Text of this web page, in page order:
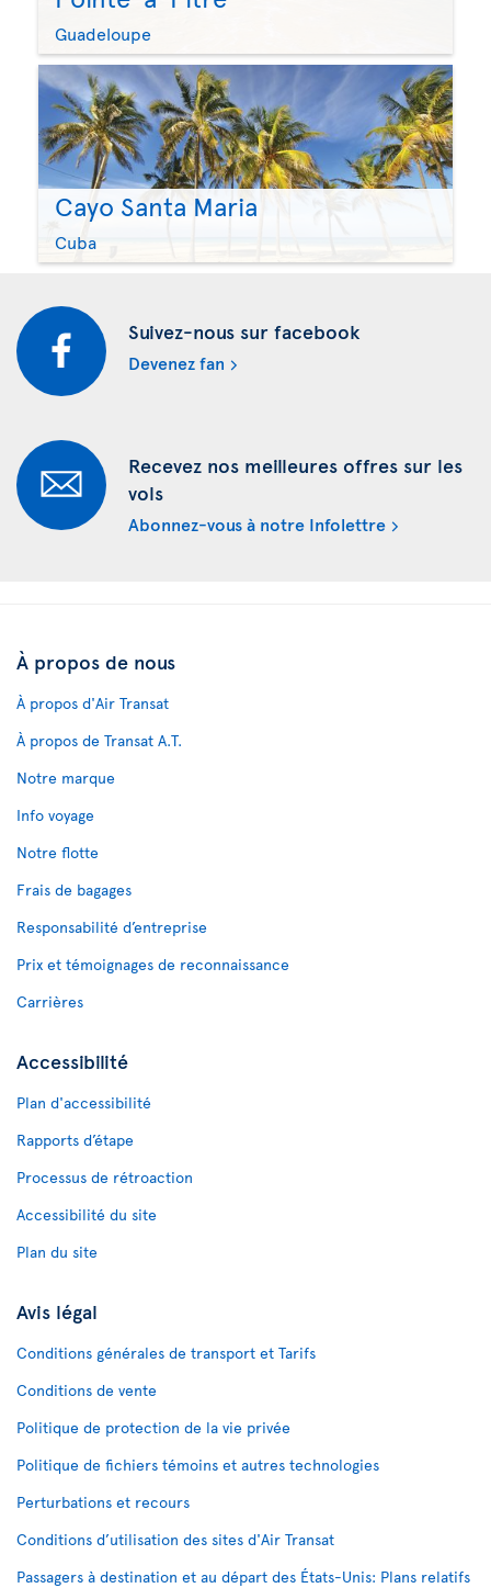
Guadeloupe
Cayo Santa Maria
Cuba
Suivez-nous sur facebook
Devenez fan
Recevez nos meilleures offres sur les
vols
Abonnez-vous à notre Infolettre
À propos de nous
À propos d'Air Transat
À propos de Transat A.T.
Notre marque
Info voyage
Notre flotte
Frais de bagages
Responsabilité d’entreprise
Prix et témoignages de reconnaissance
Carrières
Accessibilité
Plan d'accessibilité
Rapports d’étape
Processus de rétroaction
Accessibilité du site
Plan du site
Avis légal
Conditions générales de transport et Tarifs
Conditions de vente
Politique de protection de la vie privée
Politique de fichiers témoins et autres technologies
Perturbations et recours
Conditions d’utilisation des sites d'Air Transat
Passagers à destination et au départ des États-Unis: Plans relatifs